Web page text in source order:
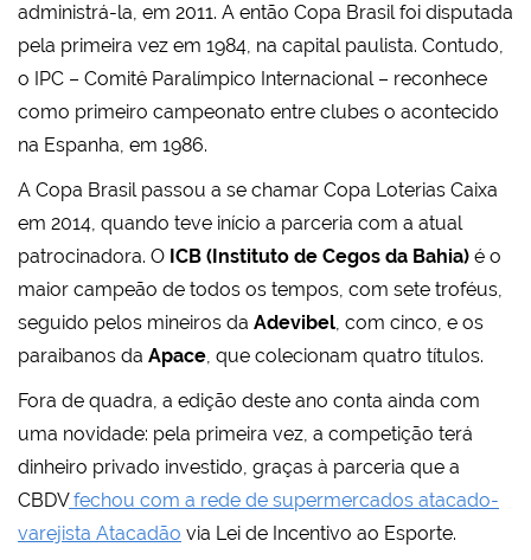
administrá-la, em 2011. A então Copa Brasil foi disputada
pela primeira vez em 1984, na capital paulista. Contudo,
o IPC – Comitê Paralímpico Internacional – reconhece
como primeiro campeonato entre clubes o acontecido
na Espanha, em 1986.
A Copa Brasil passou a se chamar Copa Loterias Caixa
em 2014, quando teve início a parceria com a atual
patrocinadora. O ICB (Instituto de Cegos da Bahia) é o
maior campeão de todos os tempos, com sete troféus,
seguido pelos mineiros da Adevibel, com cinco, e os
paraibanos da Apace, que colecionam quatro títulos.
Fora de quadra, a edição deste ano conta ainda com
uma novidade: pela primeira vez, a competição terá
dinheiro privado investido, graças à parceria que a
CBDVfechou com a rede de supermercados atacado-
varejista Atacadão via Lei de Incentivo ao Esporte.